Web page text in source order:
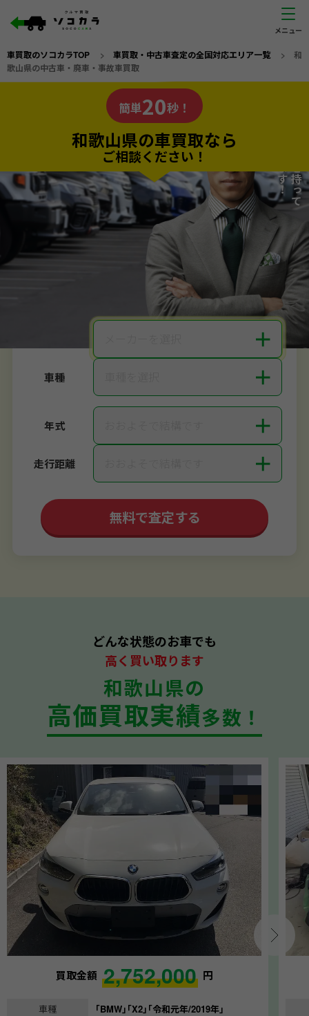
車買取のソコカラTOP > 車買取・中古車査定の全国対応エリア一覧> 和
歌山県の中古車・廃車・事故車買取
の車買取なら
ソコカラの
電話か出張か、高い方の査定を提案。
私たちが責任を持って
査定いたします！
簡単20秒！
和歌山県の車買取なら
ご相談ください！
20秒で入力完了！
カンタンWeb査定
ご依頼いただいたお車を丁寧に査定いたします
＋
車種 ＋
年式 ＋
走行距離 ＋
無料で査定する
どんな状態のお車でも
高く買い取ります
和歌山県の
高価買取実績多数！
買取金額 2,752,000 円
車種
｢BMW｣｢X2｣｢令和元年/2019年｣